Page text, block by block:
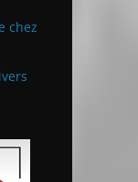
chez